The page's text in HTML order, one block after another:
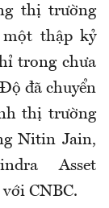
thị trường
thập kỷ
trong chưa
đã chuyển
thị trường
Nitin Jain,
Asset
CNBC.